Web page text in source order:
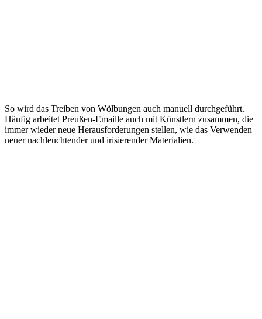
So wird das Treiben von Wölbungen auch manuell durchgeführt.
Häufig arbeitet Preußen-Emaille auch mit Künstlern zusammen, die
immer wieder neue Herausforderungen stellen, wie das Verwenden
neuer nachleuchtender und irisierender Materialien.